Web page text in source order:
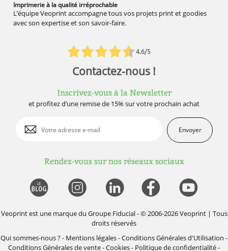
4.6/5
Imprimerie à la qualité irréprochable
L’équipe Veoprint accompagne tous vos projets print et goodies
avec son expertise et son savoir-faire.
Contactez-nous !
Inscrivez-vous à la Newsletter
et profitez d’une remise de 15% sur votre prochain achat
Envoyer
Rendez-vous sur nos réseaux sociaux
Veoprint est une marque du Groupe Fiducial- © 2006-2026 Veoprint | Tous
droits réservés
Qui sommes-nous ?- Mentions légales-Conditions Générales d'Utilisation -
Conditions Générales de vente-Cookies- Politique de confidentialité-